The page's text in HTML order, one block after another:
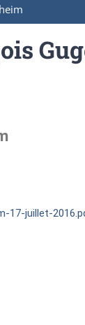
17-juillet-